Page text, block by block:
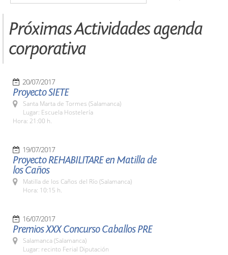
Próximas Actividades agenda
corporativa
20/07/2017
Proyecto SIETE
Santa Marta de Tormes (Salamanca)
Lugar: Escuela Hostelería
Hora: 21:00 h.
19/07/2017
Proyecto REHABILITARE en Matilla de
los Caños
Matilla de los Caños del Río (Salamanca)
Hora: 10:15 h.
16/07/2017
Premios XXX Concurso Caballos PRE
Salamanca (Salamanca)
Lugar: recinto Ferial Diputación